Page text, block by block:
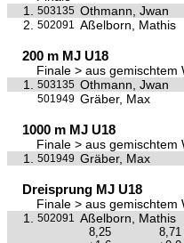
1.
503135 Othmann, Jwan
2.
502091 Aßelborn, Mathis
200 m MJ U18
Finale > aus gemischtem
1.
503135 Othmann, Jwan
501949 Gräber, Max
1000 m MJ U18
Finale > aus gemischtem
1.
501949 Gräber, Max
Dreisprung MJ U18
Finale > aus gemischtem
1.
502091 Aßelborn, Mathis
8,25 8,71